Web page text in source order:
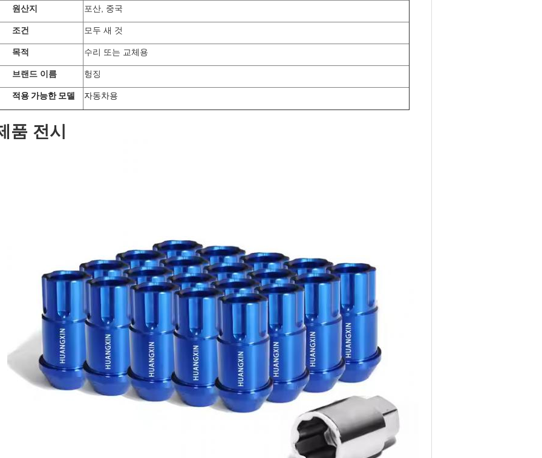
원산지 포산, 중국
조건 모두 새 것
목적 수리 또는 교체용
브랜드 이름 헝징
적용 가능한 모델 자동차용
품 전시